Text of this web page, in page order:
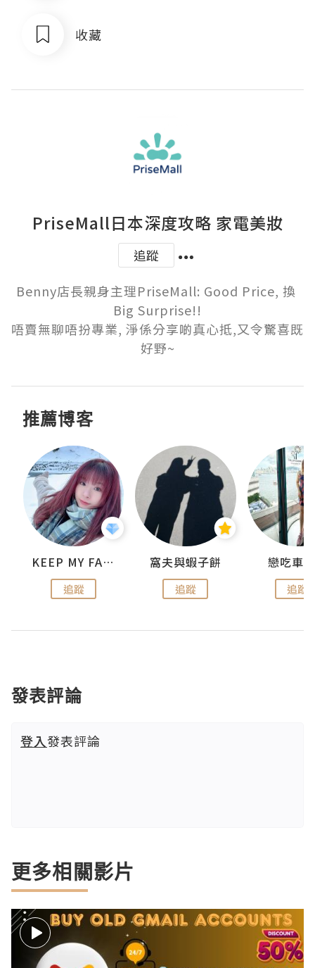
收藏
PriseMall日本深度攻略 家電美妝
追蹤
Benny店長親身主理PriseMall: Good Price, 換
Big Surprise!!
唔賣無聊唔扮專業, 淨係分享啲真心抵,又令驚喜既
好野~
推薦博客
KEEP MY FAITH
追蹤
窩夫與蝦子餅
追蹤
戀吃車
追蹤
發表評論
登入發表評論
更多相關影片